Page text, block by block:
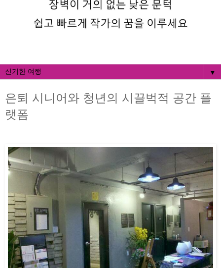
▼
은퇴 시니어와 청년의 시끌벅적 공간 플
랫폼